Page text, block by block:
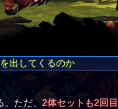
出してくるのか
。ただ、 2体セットも2回目